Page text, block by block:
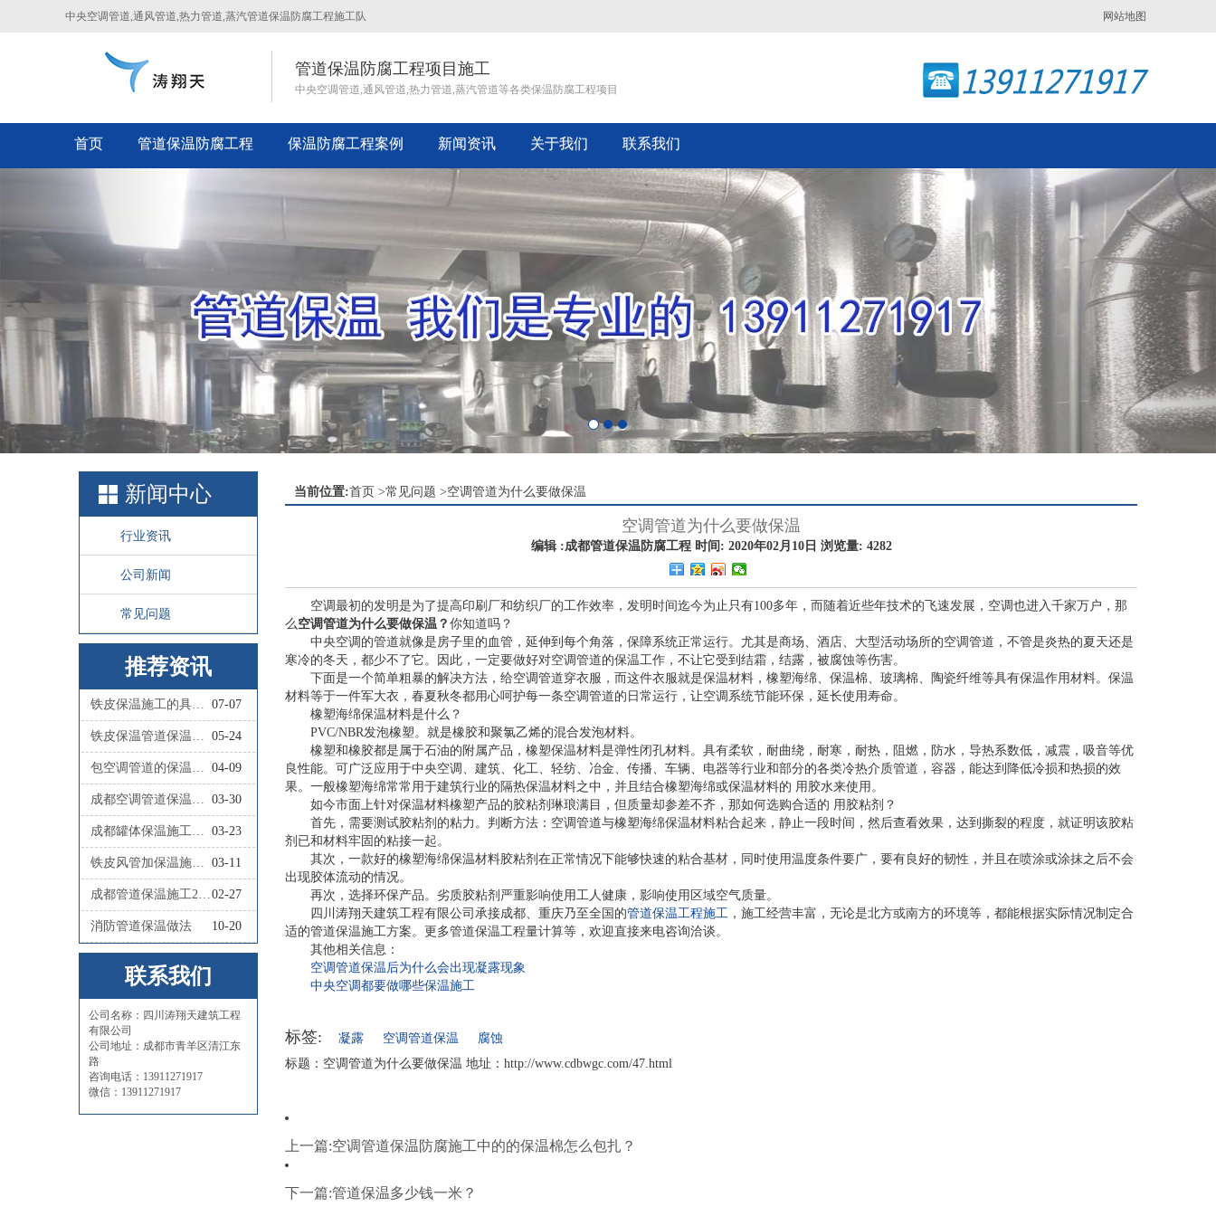
中央空调管道,通风管道,热力管道,蒸汽管道保温防腐工程施工队 网站地图
管道保温防腐工程项目施工
中央空调管道,通风管道,热力管道,蒸汽管道等各类保温防腐工程项目
首页 管道保温防腐工程 保温防腐工程案例 新闻资讯 关于我们 联系我们
Next
新闻中心
行业资讯
公司新闻
常见问题
推荐资讯
铁皮保温施工的具体步骤有哪些？ 07-07
铁皮保温管道保温施工的具体流程是怎样的？ 05-24
包空调管道的保温材料叫什么 04-09
成都空调管道保温施工队联系人 03-30
成都罐体保温施工队联系人 03-23
铁皮风管加保温施工怎么做 03-11
成都管道保温施工2026四川涛翔天管道保温施工02-27
消防管道保温做法 10-20
联系我们
公司名称：四川涛翔天建筑工程
有限公司
公司地址：成都市青羊区清江东
路
咨询电话：13911271917
微信：13911271917
当前位置:首页 >常见问题 >空调管道为什么要做保温
空调管道为什么要做保温
编辑 :成都管道保温防腐工程 时间: 2020年02月10日 浏览量: 4282
空调最初的发明是为了提高印刷厂和纺织厂的工作效率，发明时间迄今为止只有100多年，而随着近些年技术的飞速发展，空调也进入千家万户，那
么空调管道为什么要做保温？ 你知道吗？
中央空调的管道就像是房子里的血管，延伸到每个角落，保障系统正常运行。尤其是商场、酒店、大型活动场所的空调管道，不管是炎热的夏天还是
寒冷的冬天，都少不了它。因此，一定要做好对空调管道的保温工作，不让它受到结霜，结露，被腐蚀等伤害。
下面是一个简单粗暴的解决方法，给空调管道穿衣服，而这件衣服就是保温材料，橡塑海绵、保温棉、玻璃棉、陶瓷纤维等具有保温作用材料。保温
材料等于一件军大衣，春夏秋冬都用心呵护每一条空调管道的日常运行，让空调系统节能环保，延长使用寿命。
橡塑海绵保温材料是什么？
PVC/NBR发泡橡塑。就是橡胶和聚氯乙烯的混合发泡材料。
橡塑和橡胶都是属于石油的附属产品，橡塑保温材料是弹性闭孔材料。具有柔软，耐曲绕，耐寒，耐热，阻燃，防水，导热系数低，减震，吸音等优
良性能。可广泛应用于中央空调、建筑、化工、轻纺、冶金、传播、车辆、电器等行业和部分的各类冷热介质管道，容器，能达到降低冷损和热损的效
果。一般橡塑海绵常常用于建筑行业的隔热保温材料之中，并且结合橡塑海绵或保温材料的 用胶水来使用。
如今市面上针对保温材料橡塑产品的胶粘剂琳琅满目，但质量却参差不齐，那如何选购合适的 用胶粘剂？
首先，需要测试胶粘剂的粘力。判断方法：空调管道与橡塑海绵保温材料粘合起来，静止一段时间，然后查看效果，达到撕裂的程度，就证明该胶粘
剂已和材料牢固的粘接一起。
其次，一款好的橡塑海绵保温材料胶粘剂在正常情况下能够快速的粘合基材，同时使用温度条件要广，要有良好的韧性，并且在喷涂或涂抹之后不会
出现胶体流动的情况。
再次，选择环保产品。劣质胶粘剂严重影响使用工人健康，影响使用区域空气质量。
四川涛翔天建筑工程有限公司承接成都、重庆乃至全国的管道保温工程施工 ，施工经营丰富，无论是北方或南方的环境等，都能根据实际情况制定合
适的管道保温施工方案。更多管道保温工程量计算等，欢迎直接来电咨询洽谈。
其他相关信息：
空调管道保温后为什么会出现凝露现象
中央空调都要做哪些保温施工
标签: 凝露 空调管道保温
腐蚀
标题：空调管道为什么要做保温 地址：http://www.cdbwgc.com/47.html
上一篇:空调管道保温防腐施工中的的保温棉怎么包扎？
下一篇:管道保温多少钱一米？